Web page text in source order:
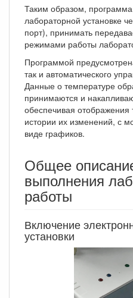
Таким образом,
лабораторной установке
порт), принимать
режимами работы
Программой
так и автоматического
Данные о температуре
принимаются и
обеспечивая отображения
истории их изменений, с
виде графиков.
Общее
выполнения
работы
Включение
установки